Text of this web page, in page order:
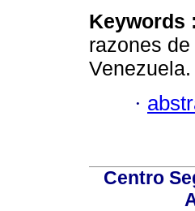
Keywords :
razones
Venezuela.
·
Centro